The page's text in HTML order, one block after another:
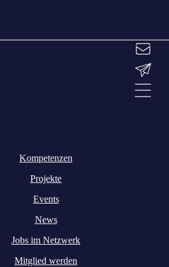
Kompetenzen
Projekte
Events
News
Jobs im Netzwerk
Mitglied werden